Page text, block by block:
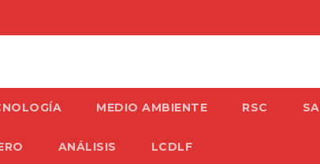
MEDIO AMBIENTE RSC
ANÁLISIS LCDLF